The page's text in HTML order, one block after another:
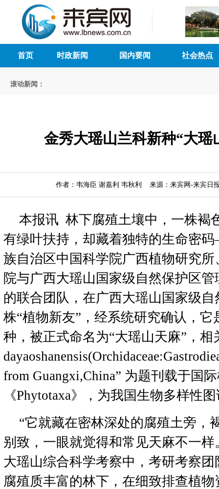
首页 时政新闻 国内要闻 社会热点
滚动新闻：
金秀大瑶山兰科新种“大瑶
作者：韦海臣 谢嘉利 韦秋利 来源：来宾网-来宾日
本报讯 林下腐殖土壤中，一株褐
有绿叶扶持，却藏着独特的生命密
族自治区中国科学院广西植物研究
院与广西大瑶山国家级自然保护区
的联合团队，在广西大瑶山国家级
株“植物新友”，经系统研究确认，
种，被正式命名为“大瑶山天麻”，相
from Guangxi,China” 为题刊载于国
《Phytotaxa》，为我国生物多样性
“它就藏在密林深处的腐殖土旁，
别致，一眼就觉得和常见天麻不一
大瑶山综合科学考察中，考研考察
腐殖质丰富的林下，在细致排查植